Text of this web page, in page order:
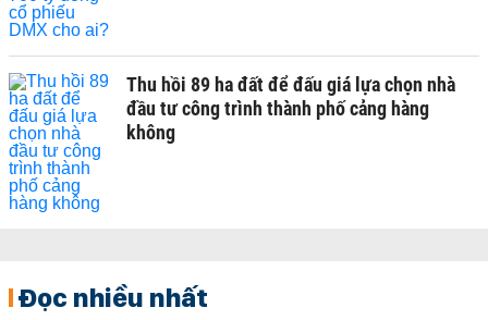
Thu hồi 89 ha đất để đấu giá lựa chọn nhà
đầu tư công trình thành phố cảng hàng
không
Đọc nhiều nhất